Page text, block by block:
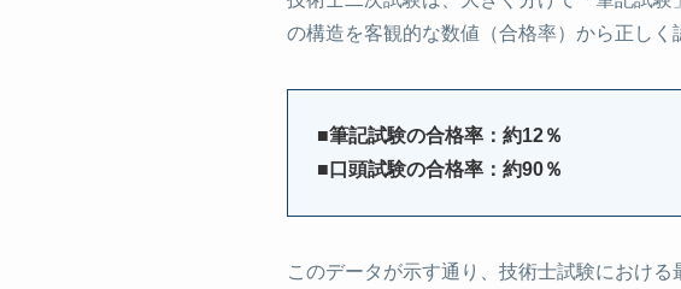
の構造を客観的な数値（合格率）から正しく
■筆記試験の合格率：約12％
■口頭試験の合格率：約90％
このデータが示す通り、技術士試験におけ